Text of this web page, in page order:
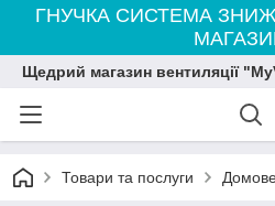
ГНУЧКА СИСТЕМА
Щедрий магазин вентиляції
Товари та послуги